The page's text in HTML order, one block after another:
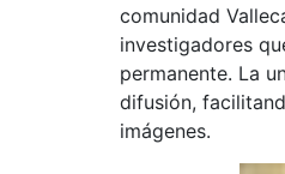
comunidad
investigadores
permanente. La
difusión,
imágenes.